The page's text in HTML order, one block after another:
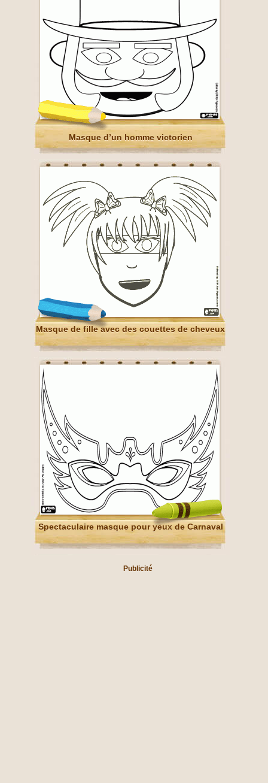
Masque d’un homme victorien
Masque de fille avec des couettes de cheveux
Spectaculaire masque pour yeux de Carnaval
Publicité